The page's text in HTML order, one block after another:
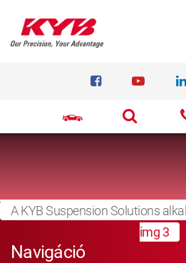
A KYB Suspension Solutions
img 3
Navigáció